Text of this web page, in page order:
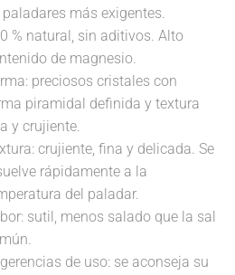
más exigentes.
% natural, sin aditivos. Alto
de magnesio.
preciosos cristales con
piramidal definida y textura
y crujiente.
crujiente, fina y delicada. Se
rápidamente a la
del paladar.
sutil, menos salado que la sal
de uso: se aconseja su